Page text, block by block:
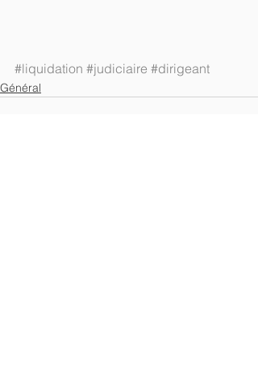
#liquidation #judiciaire #dirigeant
Général